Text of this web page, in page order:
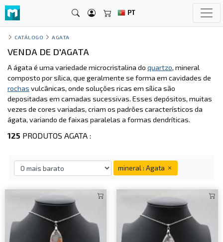
PT
CATÁLOGO AGATA
VENDA DE D'AGATA
A ágata é uma variedade microcristalina do quartzo, mineral
composto por sílica, que geralmente se forma em cavidades de
rochas vulcânicas, onde soluções ricas em sílica são
depositadas em camadas sucessivas. Esses depósitos, muitas
vezes de cores variadas, criam os padrões característicos da
ágata, variando de faixas paralelas a formas dendríticas.
125 PRODUTOS AGATA :
mineral : Agata